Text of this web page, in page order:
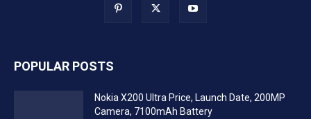
POPULAR POSTS
Nokia X200 Ultra Price, Launch Date, 200MP
Camera, 7100mAh Battery